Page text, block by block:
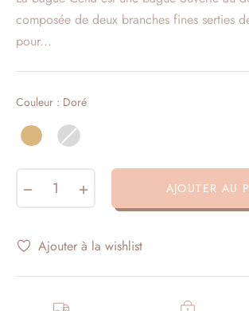
habituel
composée de deux branches fines serties
pour...
Couleur : DoréCouleur
AJOUTER AU
Ajouter à la wishlist